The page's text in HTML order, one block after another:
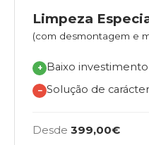
Limpeza
(com desmontagem e
+ Baixo investimento
− Solução de
Desde 399,00€